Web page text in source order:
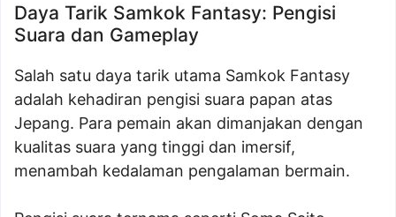
Daya Tarik Samkok Fantasy: Pengisi
Suara dan Gameplay
Salah satu daya tarik utama Samkok Fantasy
adalah kehadiran pengisi suara papan atas
Jepang. Para pemain akan dimanjakan dengan
kualitas suara yang tinggi dan imersif,
menambah kedalaman pengalaman bermain.